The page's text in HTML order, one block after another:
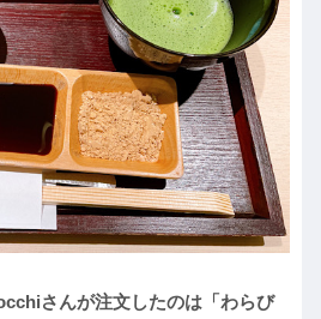
さんが注文したのは「わらび